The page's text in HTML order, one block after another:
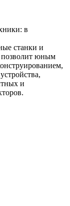
в
станки и
позволит юным
и